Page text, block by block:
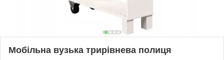
Мобільна вузька трирівнева полиця